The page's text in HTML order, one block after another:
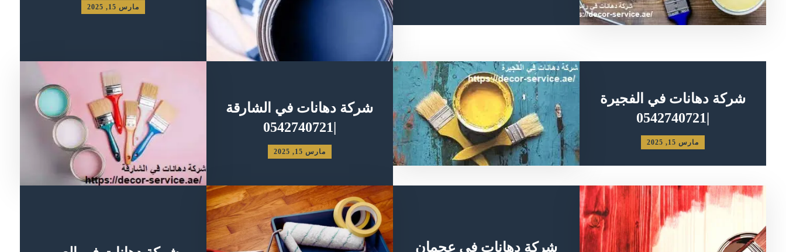
مارس 15, 2025
شركة دهانات في الفجيرة
|0542740721
مارس 15, 2025
شركة دهانات في الشارقة
مارس 15, 2025
شركة دهانات في عجمان